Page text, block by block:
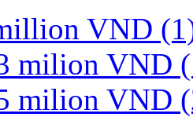
VND
milion VND
milion VND